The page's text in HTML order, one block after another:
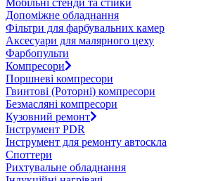
Допоміжне обладнання
Фільтри для фарбувальних камер
Аксесуари для малярного цеху
Фарбопульти
Компресори
Поршневі компресори
Гвинтові (Роторні) компресори
Безмасляні компресори
Кузовний ремонт
Інструмент PDR
Інструмент для ремонту автоскла
Споттери
Рихтувальне обладнання